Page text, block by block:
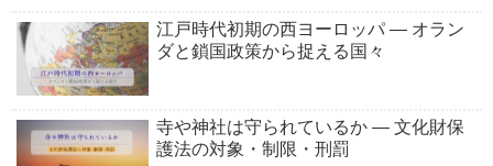
江戸時代初期の西ヨーロッパ ― オラン
ダと鎖国政策から捉える国々
寺や神社は守られているか ― 文化財保
護法の対象・制限・刑罰